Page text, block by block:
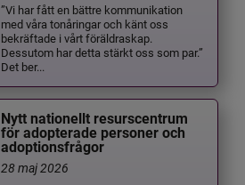
”Vi har fått en bättre kommunikation
med våra tonåringar och känt oss
bekräftade i vårt föräldraskap.
Dessutom har detta stärkt oss som par.”
Det ber...
Nytt nationellt resurscentrum
för adopterade personer och
adoptionsfrågor
28 maj 2026